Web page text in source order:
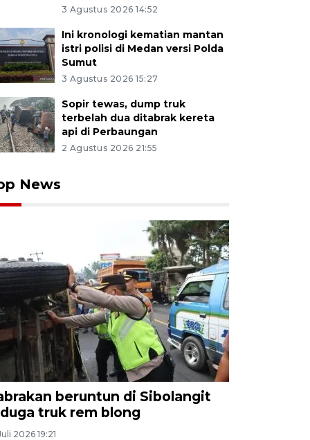
3 Agustus 2026 14:52
Ini kronologi kematian mantan
istri polisi di Medan versi Polda
Sumut
3 Agustus 2026 15:27
Sopir tewas, dump truk
terbelah dua ditabrak kereta
api di Perbaungan
2 Agustus 2026 21:55
News
beruntun di Sibolangit
truk rem blong
2026 19:21